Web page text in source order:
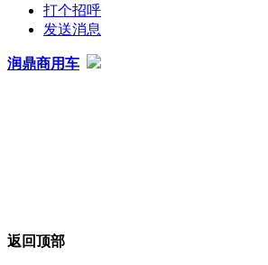
打个招呼
发送消息
润鼎商用车
返回顶部